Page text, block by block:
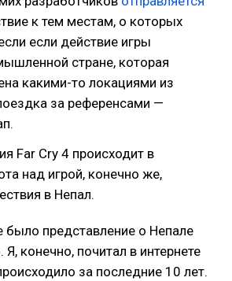
к тем местам, о которых
если действие игры
стране, которая
какими-то локациями из
за референсами —
Far Cry 4 происходит в
над игрой, конечно же,
в Непал.
было представление о Непале
Я, конечно, почитал в интернете
за последние 10 лет.